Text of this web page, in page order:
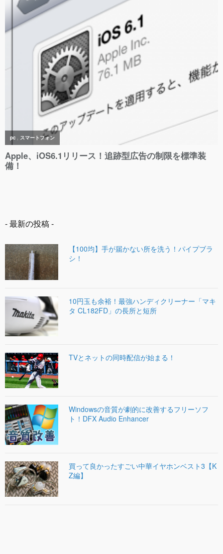
- 最新の投稿 -
【100均】手が届かない所を洗う！パイプブラ
シ！
10円玉も余裕！最強ハンディクリーナー「マキ
タ CL182FD」の長所と短所
TVとネットの同時配信が始まる！
Windowsの音質が劇的に改善するフリーソフ
ト！DFX Audio Enhancer
買って良かったすごい中華イヤホンベスト3【K
Z編】